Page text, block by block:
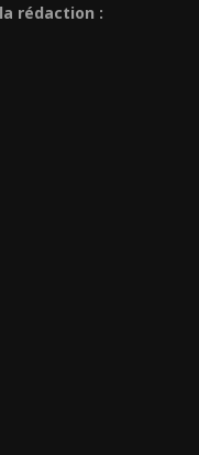
rédaction :